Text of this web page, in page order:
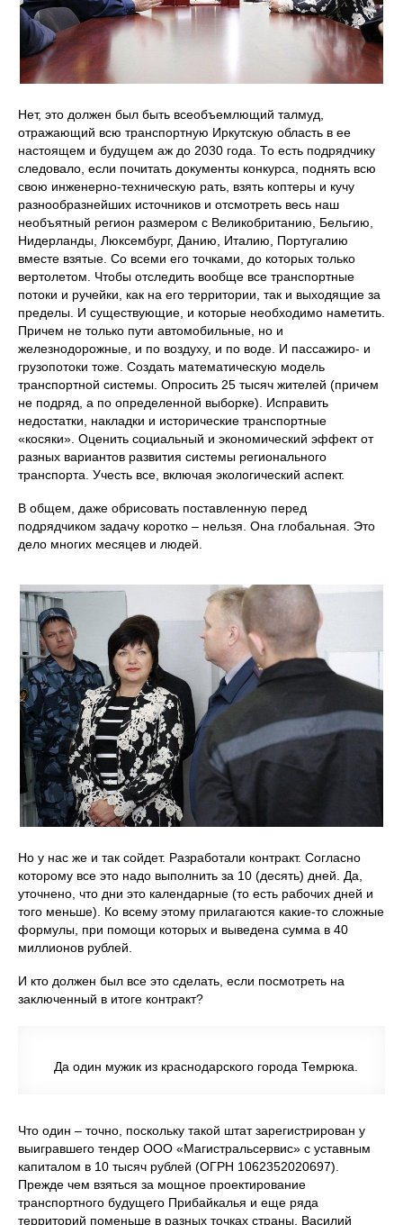
Нет, это должен был быть всеобъемлющий талмуд,
отражающий всю транспортную Иркутскую область в ее
настоящем и будущем аж до 2030 года. То есть подрядчику
следовало, если почитать документы конкурса, поднять всю
свою инженерно-техническую рать, взять коптеры и кучу
разнообразнейших источников и отсмотреть весь наш
необъятный регион размером с Великобританию, Бельгию,
Нидерланды, Люксембург, Данию, Италию, Португалию
вместе взятые. Со всеми его точками, до которых только
вертолетом. Чтобы отследить вообще все транспортные
потоки и ручейки, как на его территории, так и выходящие за
пределы. И существующие, и которые необходимо наметить.
Причем не только пути автомобильные, но и
железнодорожные, и по воздуху, и по воде. И пассажиро- и
грузопотоки тоже. Создать математическую модель
транспортной системы. Опросить 25 тысяч жителей (причем
не подряд, а по определенной выборке). Исправить
недостатки, накладки и исторические транспортные
«косяки». Оценить социальный и экономический эффект от
разных вариантов развития системы регионального
транспорта. Учесть все, включая экологический аспект.
В общем, даже обрисовать поставленную перед
подрядчиком задачу коротко – нельзя. Она глобальная. Это
дело многих месяцев и людей.
Но у нас же и так сойдет. Разработали контракт. Согласно
которому все это надо выполнить за 10 (десять) дней. Да,
уточнено, что дни это календарные (то есть рабочих дней и
того меньше). Ко всему этому прилагаются какие-то сложные
формулы, при помощи которых и выведена сумма в 40
миллионов рублей.
И кто должен был все это сделать, если посмотреть на
заключенный в итоге контракт?
Да один мужик из краснодарского города Темрюка.
Что один – точно, поскольку такой штат зарегистрирован у
выигравшего тендер ООО «Магистральсервис» с уставным
капиталом в 10 тысяч рублей (ОГРН 1062352020697).
Прежде чем взяться за мощное проектирование
транспортного будущего Прибайкалья и еще ряда
территорий поменьше в разных точках страны, Василий